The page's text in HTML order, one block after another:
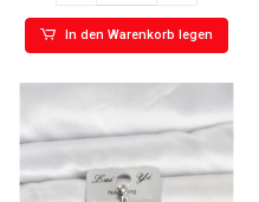
In den Warenkorb legen